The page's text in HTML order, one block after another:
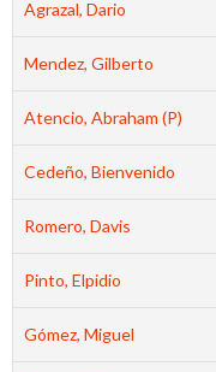
Agrazal, Dario
Mendez, Gilberto
Atencio, Abraham (P)
Cedeño, Bienvenido
Romero, Davis
Pinto, Elpidio
Gómez, Miguel